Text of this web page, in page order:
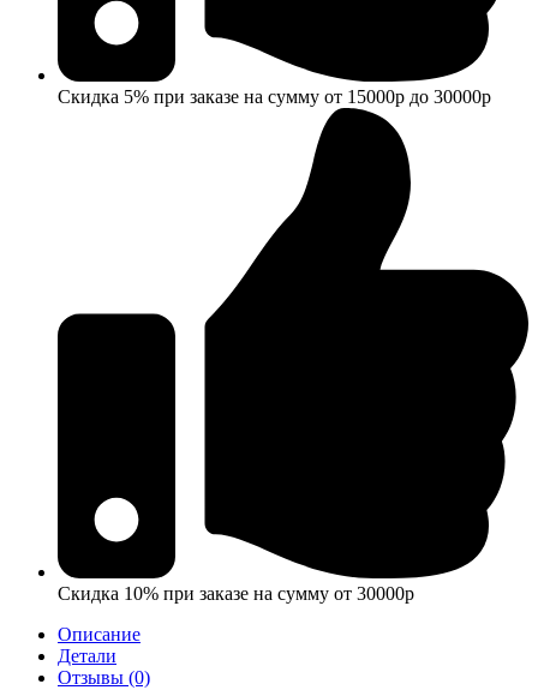
Скидка 5% при заказе на сумму от 15000р до 30000р
Скидка 10% при заказе на сумму от 30000р
Описание
Детали
Отзывы (0)